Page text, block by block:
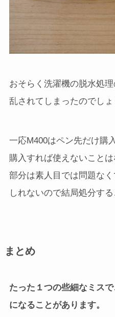
おそらく洗濯機の脱水処
乱されてしまったのでしょ
一応M400はペン先だけ購
購入すれば使えないこと
部分は素人目では問題な
しれないので結局処分する
まとめ
たった１つの些細なミス
になることがあります。